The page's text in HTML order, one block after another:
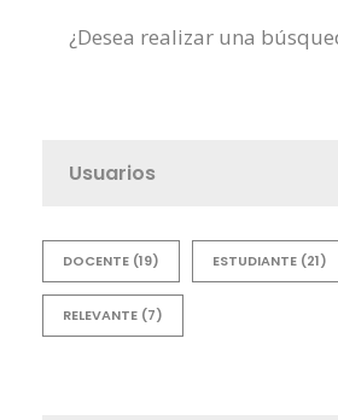
Usuarios
DOCENTE (19) ESTUDIANTE (21)
RELEVANTE (7)